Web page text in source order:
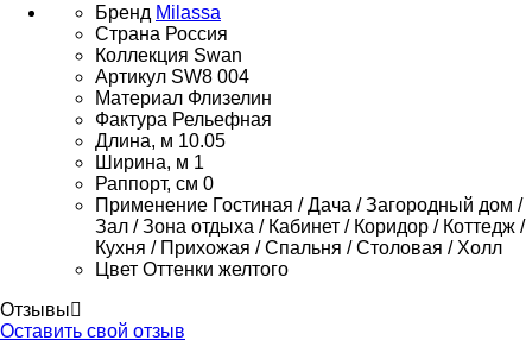
Бренд Milassa
Страна Россия
Коллекция Swan
Артикул SW8 004
Материал Флизелин
Фактура Рельефная
Длина, м 10.05
Ширина, м 1
Раппорт, см 0
Применение Гостиная / Дача / Загородный дом /
Зал / Зона отдыха / Кабинет / Коридор / Коттедж /
Кухня / Прихожая / Спальня / Столовая / Холл
Цвет Оттенки желтого
Отзывы
Оставить свой отзыв